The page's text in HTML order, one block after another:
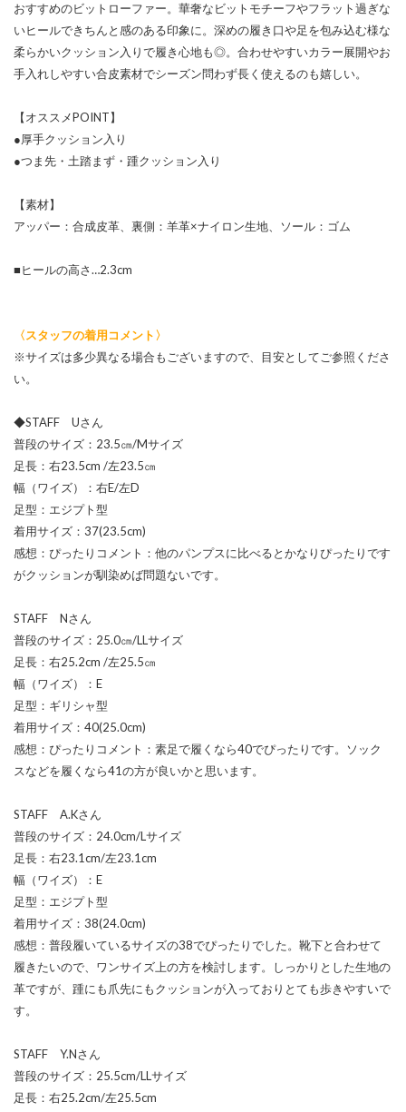
おすすめのビットローファー。華奢なビットモチーフやフラット過ぎな
いヒールできちんと感のある印象に。深めの履き口や足を包み込む様な
柔らかいクッション入りで履き心地も◎。合わせやすいカラー展開やお
手入れしやすい合皮素材でシーズン問わず長く使えるのも嬉しい。
【オススメPOINT】
●厚手クッション入り
●つま先・土踏まず・踵クッション入り
【素材】
アッパー：合成皮革、裏側：羊革×ナイロン生地、ソール：ゴム
■ヒールの高さ…2.3cm
〈スタッフの着用コメント〉
※サイズは多少異なる場合もございますので、目安としてご参照くださ
い。
◆STAFF Uさん
普段のサイズ：23.5㎝/Mサイズ
足長：右23.5cm /左23.5㎝
幅（ワイズ）：右E/左D
足型：エジプト型
着用サイズ：37(23.5cm)
感想：ぴったりコメント：他のパンプスに比べるとかなりぴったりです
がクッションが馴染めば問題ないです。
STAFF Nさん
普段のサイズ：25.0㎝/LLサイズ
足長：右25.2cm /左25.5㎝
幅（ワイズ）：E
足型：ギリシャ型
着用サイズ：40(25.0cm)
感想：ぴったりコメント：素足で履くなら40でぴったりです。ソック
スなどを履くなら41の方が良いかと思います。
STAFF A.Kさん
普段のサイズ：24.0cm/Lサイズ
足長：右23.1cm/左23.1cm
幅（ワイズ）：E
足型：エジプト型
着用サイズ：38(24.0cm)
感想：普段履いているサイズの38でぴったりでした。靴下と合わせて
履きたいので、ワンサイズ上の方を検討します。しっかりとした生地の
革ですが、踵にも爪先にもクッションが入っておりとても歩きやすいで
す。
STAFF Y.Nさん
普段のサイズ：25.5cm/LLサイズ
足長：右25.2cm/左25.5cm